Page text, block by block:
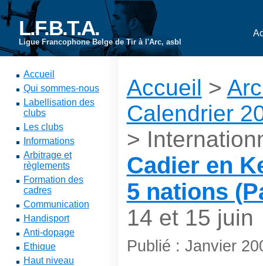
L.F.B.T.A.
Ligue Francophone Belge de Tir à l'Arc, asbl
Accueil
Qui sommes-nous
Labellisation des
clubs
Les clubs
Informations
Arbitrage et
règlements
Formation des
cadres
Communication
Handisport
Anti-dopage
Ethique
Haut niveau
Accueil >
Calendrier
>
Cadier en
5 nations
14 et 15 juin
Publié : Janvier